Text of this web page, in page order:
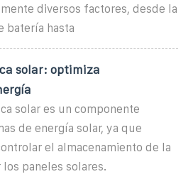
diversos factores, desde la
batería hasta
solar: optimiza
solar es un componente
de energía solar, ya que
el almacenamiento de la
paneles solares.